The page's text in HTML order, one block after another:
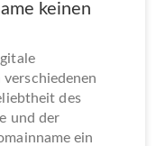
keinen
des
und der
ein